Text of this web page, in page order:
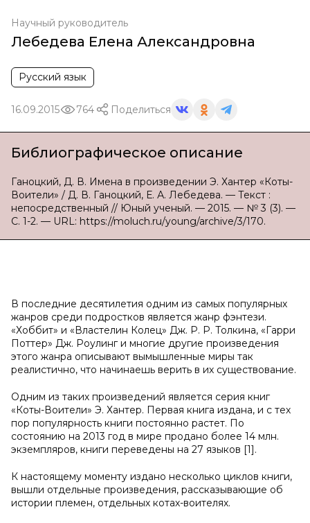
Научный руководитель
Лебедева Елена Александровна
Русский язык
16.09.2015 764 Поделиться
Библиографическое описание
Ганоцкий, Д. В. Имена в произведении Э. Хантер «Коты-
Воители» / Д. В. Ганоцкий, Е. А. Лебедева. — Текст :
непосредственный // Юный ученый. — 2015. — № 3 (3). —
С. 1-2. — URL: https://moluch.ru/young/archive/3/170.
В последние десятилетия одним из самых популярных
жанров среди подростков является жанр фэнтези.
«Хоббит» и «Властелин Колец» Дж. Р. Р. Толкина, «Гарри
Поттер» Дж. Роулинг и многие другие произведения
этого жанра описывают вымышленные миры так
реалистично, что начинаешь верить в их существование.
Одним из таких произведений является серия книг
«Коты-Воители» Э. Хантер. Первая книга издана, и с тех
пор популярность книги постоянно растет. По
состоянию на 2013 год в мире продано более 14 млн.
экземпляров, книги переведены на 27 языков [1].
К настоящему моменту издано несколько циклов книги,
вышли отдельные произведения, рассказывающие об
истории племен, отдельных котах-воителях.